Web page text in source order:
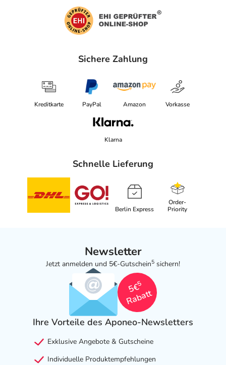
Sichere Zahlung
Kreditkarte PayPal Amazon Vorkasse
Klarna
Schnelle Lieferung
Berlin Express
Order-
Priority
Newsletter
Jetzt anmelden und 5€-Gutschein5 sichern!
5€
5
Rabatt
Ihre Vorteile des Aponeo-Newsletters
Exklusive Angebote & Gutscheine
Individuelle Produktempfehlungen